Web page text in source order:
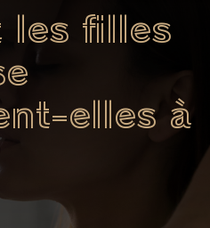
les filles
elles à